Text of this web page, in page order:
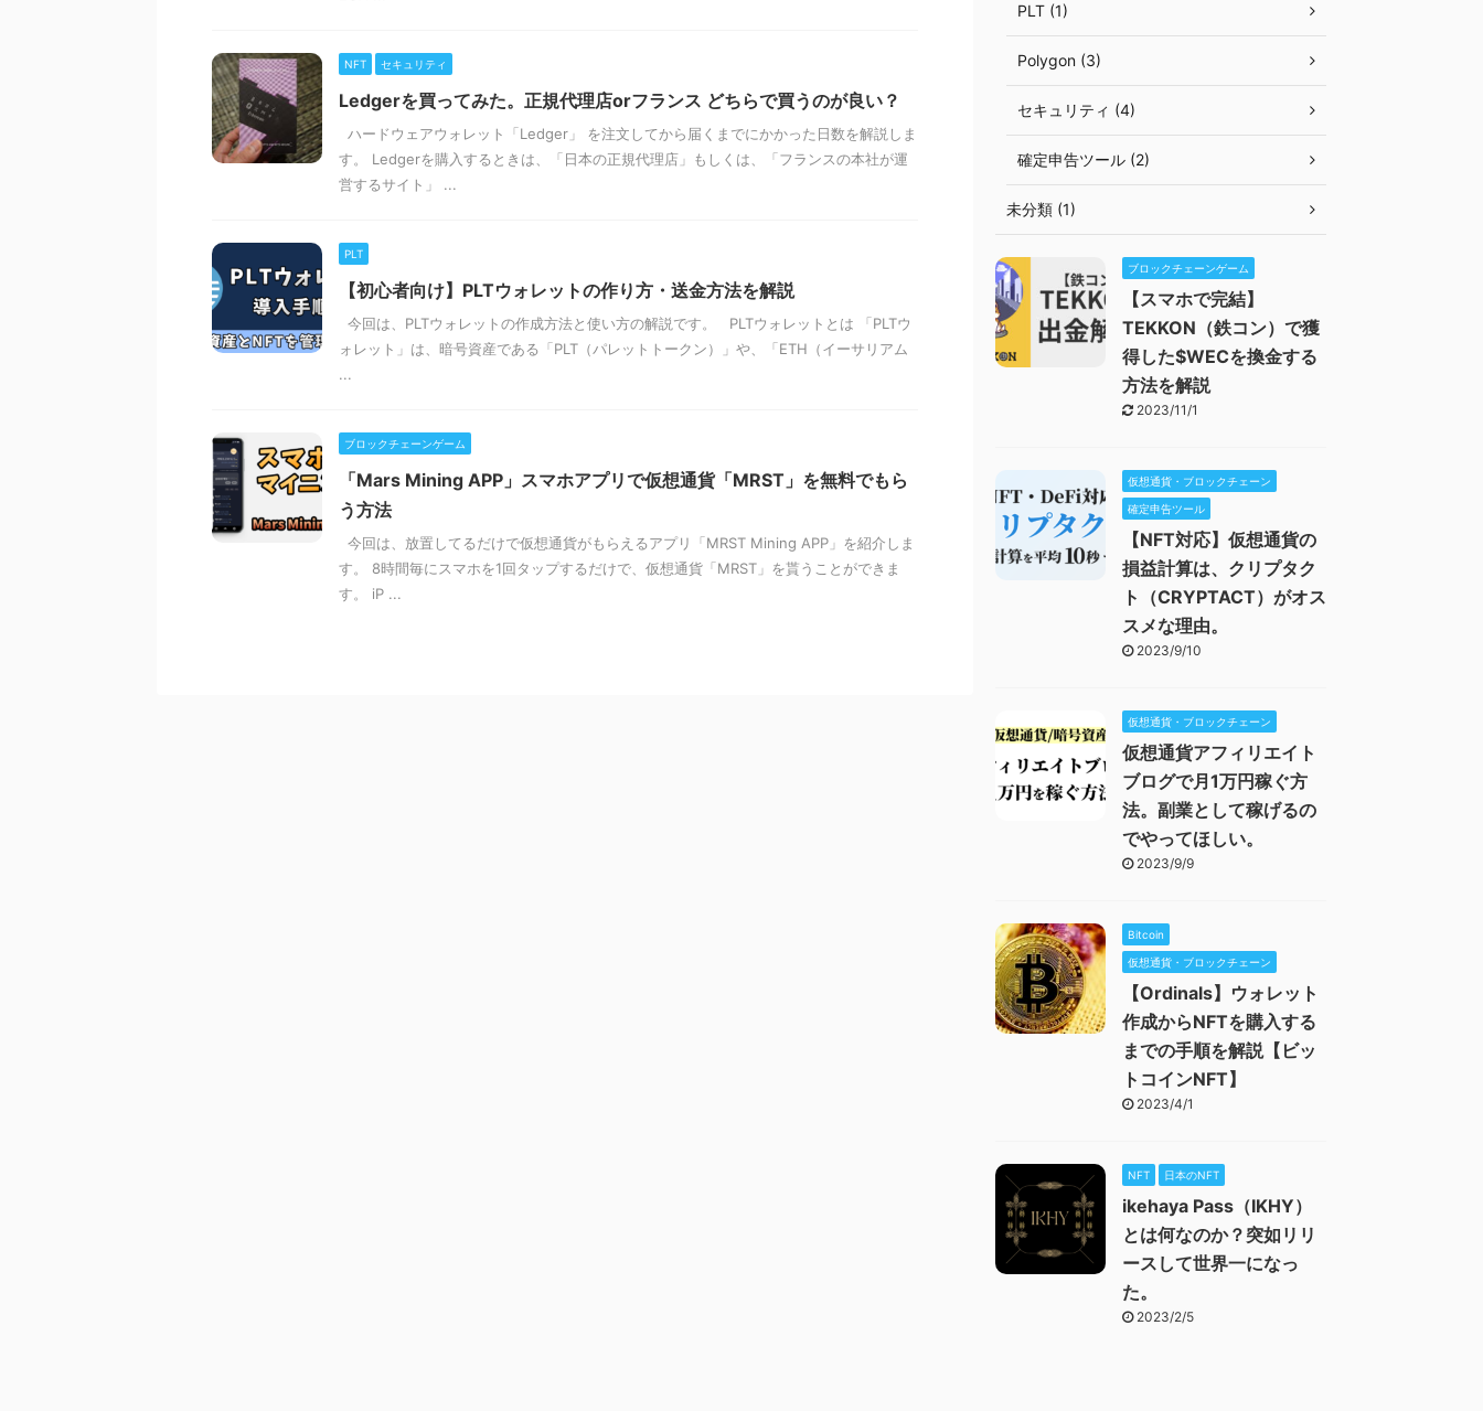
NFT セキュリティ
Ledgerを買ってみた。正規代理店orフランス どちらで買うのが良い？
ハードウェアウォレット「Ledger」 を注文してから届くまでにかかった日数を解説しま
す。 Ledgerを購入するときは、「日本の正規代理店」もしくは、「フランスの本社が運
営するサイト」 ...
PLT
【初心者向け】PLTウォレットの作り方・送金方法を解説
今回は、PLTウォレットの作成方法と使い方の解説です。 PLTウォレットとは 「PLTウ
ォレット」は、暗号資産である「PLT（パレットトークン）」や、「ETH（イーサリアム
...
ブロックチェーンゲーム
「Mars Mining APP」スマホアプリで仮想通貨「MRST」を無料でもら
う方法
今回は、放置してるだけで仮想通貨がもらえるアプリ「MRST Mining APP」を紹介しま
す。 8時間毎にスマホを1回タップするだけで、仮想通貨「MRST」を貰うことができま
す。 iP ...
PLT (1)
Polygon (3)
セキュリティ (4)
確定申告ツール (2)
未分類 (1)
ブロックチェーンゲーム
【スマホで完結】
TEKKON（鉄コン）で獲
得した$WECを換金する
方法を解説
2023/11/1
仮想通貨・ブロックチェーン
確定申告ツール
【NFT対応】仮想通貨の
損益計算は、クリプタク
ト（CRYPTACT）がオス
スメな理由。
2023/9/10
仮想通貨・ブロックチェーン
仮想通貨アフィリエイト
ブログで月1万円稼ぐ方
法。副業として稼げるの
でやってほしい。
2023/9/9
Bitcoin
仮想通貨・ブロックチェーン
【Ordinals】ウォレット
作成からNFTを購入する
までの手順を解説【ビッ
トコインNFT】
2023/4/1
NFT 日本のNFT
ikehaya Pass（IKHY）
とは何なのか？突如リリ
ースして世界一になっ
た。
2023/2/5